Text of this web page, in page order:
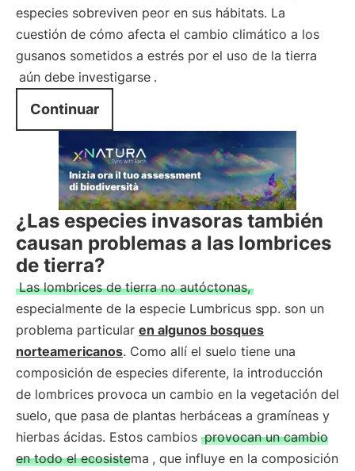
especies sobreviven peor en sus hábitats. La
cuestión de cómo afecta el cambio climático a los
gusanos sometidos a estrés por el uso de la tierra
aún debe investigarse .
Continuar
¿Las especies invasoras también
causan problemas a las lombrices
de tierra?
Las lombrices de tierra no autóctonas,
especialmente de la especie Lumbricus spp. son un
problema particular en algunos bosques
norteamericanos. Como allí el suelo tiene una
composición de especies diferente, la introducción
de lombrices provoca un cambio en la vegetación del
suelo, que pasa de plantas herbáceas a gramíneas y
hierbas ácidas. Estos cambios provocan un cambio
en todo el ecosistema , que influye en la composición